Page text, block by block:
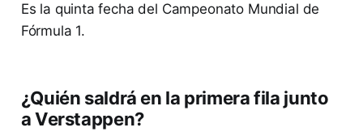
Es la quinta fecha del Campeonato Mundial de
Fórmula 1.
¿Quién saldrá en la primera fila junto
a Verstappen?